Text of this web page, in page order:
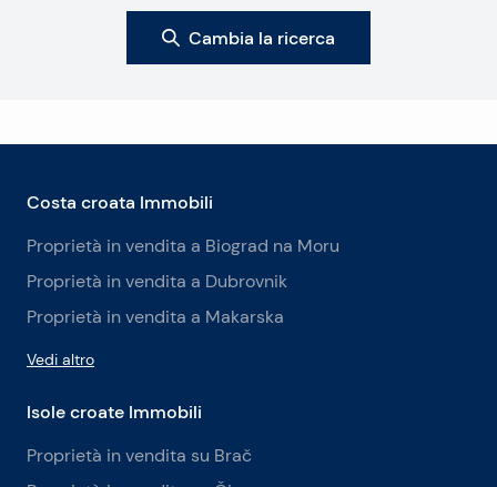
Cambia la ricerca
Costa croata Immobili
Proprietà in vendita a Biograd na Moru
Proprietà in vendita a Dubrovnik
Proprietà in vendita a Makarska
Vedi altro
Isole croate Immobili
Proprietà in vendita su Brač